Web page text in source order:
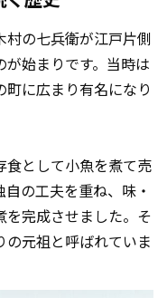
の七兵衛が江戸片側
始まりです。当時は
に広まり有名になり
食として小魚を煮て売
の工夫を重ね、味・
を完成させました。そ
の元祖と呼ばれていま